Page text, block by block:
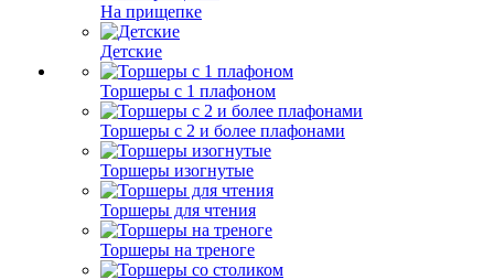
На прищепке
Детские
Торшеры с 1 плафоном
Торшеры с 2 и более плафонами
Торшеры изогнутые
Торшеры для чтения
Торшеры на треноге